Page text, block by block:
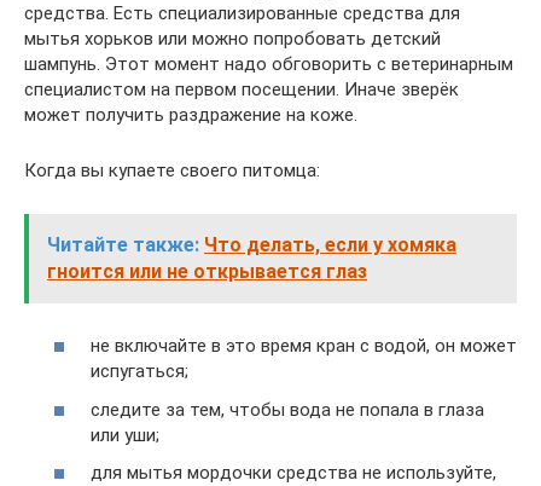
средства. Есть специализированные средства для
мытья хорьков или можно попробовать детский
шампунь. Этот момент надо обговорить с ветеринарным
специалистом на первом посещении. Иначе зверёк
может получить раздражение на коже.
Когда вы купаете своего питомца:
Читайте также: Что делать, если у хомяка
гноится или не открывается глаз
не включайте в это время кран с водой, он может
испугаться;
следите за тем, чтобы вода не попала в глаза
или уши;
для мытья мордочки средства не используйте,